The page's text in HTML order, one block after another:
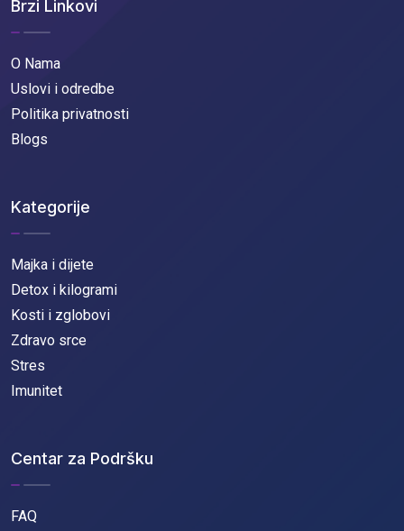
Brzi Linkovi
O Nama
Uslovi i odredbe
Politika privatnosti
Blogs
Kategorije
Majka i dijete
Detox i kilogrami
Kosti i zglobovi
Zdravo srce
Stres
Imunitet
Centar za Podršku
FAQ